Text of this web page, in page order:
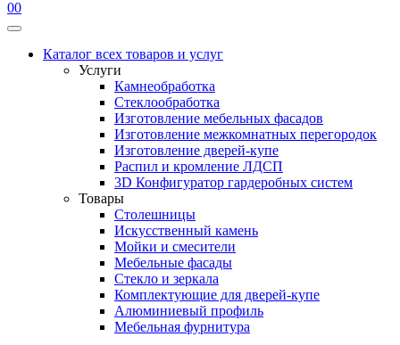
00
Каталог всех товаров и услуг
Услуги
Камнеобработка
Стеклообработка
Изготовление мебельных фасадов
Изготовление межкомнатных перегородок
Изготовление дверей-купе
Распил и кромление ЛДСП
3D Конфигуратор гардеробных систем
Товары
Столешницы
Искусственный камень
Мойки и смесители
Мебельные фасады
Стекло и зеркала
Комплектующие для дверей-купе
Алюминиевый профиль
Мебельная фурнитура